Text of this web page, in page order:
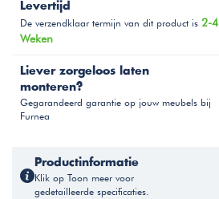
Levertijd
De verzendklaar termijn van dit product is 2-4
Weken
Liever zorgeloos laten
monteren?
Gegarandeerd garantie op jouw meubels bij
Furnea
Productinformatie
Klik op Toon meer voor
gedetailleerde specificaties.